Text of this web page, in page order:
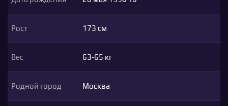
Рост 173 см
Вес 63-65 кг
Родной город Москва